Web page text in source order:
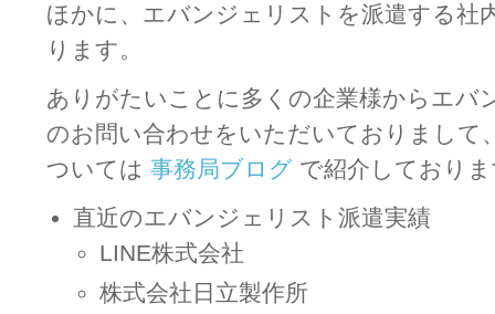
ほかに、エバンジェリストを派遣する社
ります。
ありがたいことに多くの企業様からエバ
のお問い合わせをいただいておりまして
ついては 事務局ブログ で紹介しており
直近のエバンジェリスト派遣実績
LINE株式会社
株式会社日立製作所